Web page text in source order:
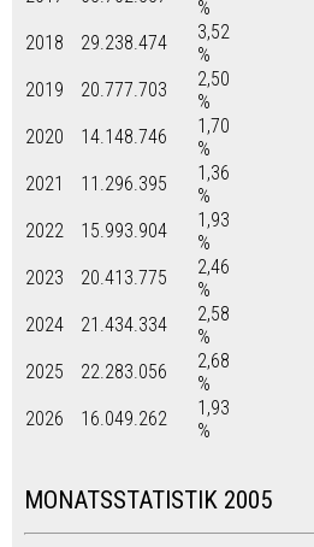
%
2018
29.238.474
3,52
%
2019
20.777.703
2,50
%
2020
14.148.746
1,70
%
2021
11.296.395
1,36
%
2022
15.993.904
1,93
%
2023
20.413.775
2,46
%
2024
21.434.334
2,58
%
2025
22.283.056
2,68
%
2026
16.049.262
1,93
%
MONATSSTATISTIK 2005